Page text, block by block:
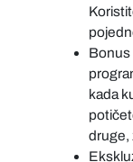
Bonus
kada
druge,